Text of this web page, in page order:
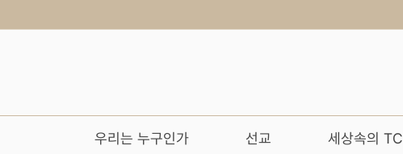
우리는 누구인가 선교 세상속의 TC